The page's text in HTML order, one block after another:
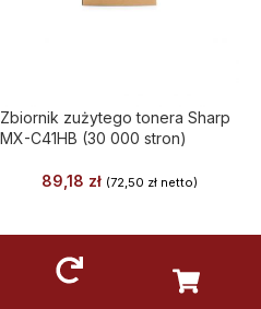
Zbiornik zużytego tonera Sharp
MX-C41HB (30 000 stron)
89,18 zł (72,50 zł netto)